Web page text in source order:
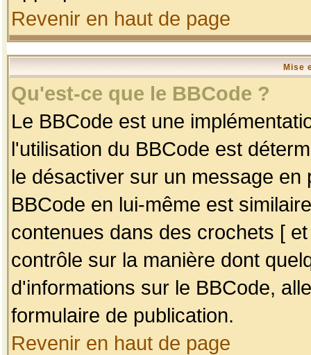
Revenir en haut de page
Mise
Qu'est-ce que le BBCode ?
Le BBCode est une
l'utilisation du BBCode est
le désactiver sur un message
BBCode en lui-même est
contenues dans des crochets [
contrôle sur la manière dont
d'informations sur le BBCode,
formulaire de publication.
Revenir en haut de page